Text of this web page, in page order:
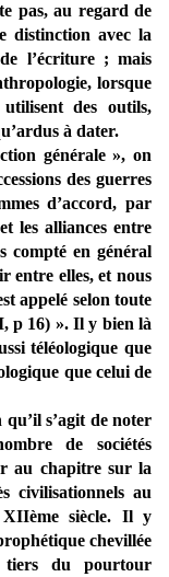
pas, au regard de
distinction avec la
l’écriture ; mais
lorsque
des outils,
à dater.
générale », on
des guerres
d’accord, par
les alliances entre
compté en général
entre elles, et nous
appelé selon toute
p 16) ». Il y bien là
téléologique que
que celui de
s’agit de noter
de sociétés
au chapitre sur la
civilisationnels au
siècle. Il y
chevillée
du pourtour